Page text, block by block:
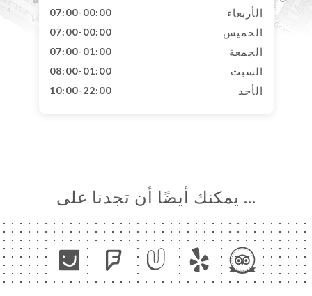
الأربعاء 07:00-00:00
الخميس 07:00-00:00
الجمعة 07:00-01:00
السبت 08:00-01:00
الأحد 10:00-22:00
… يمكنك أيضًا أن تجدنا على